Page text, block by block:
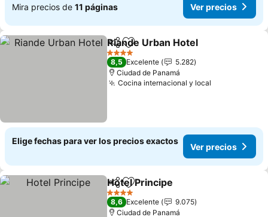
Mira precios de 11 páginas Ver precios
CompartirAgregar a favoritos
Riande Urban Hotel
4 Estrellas
8,5 Excelente
5.282
Ciudad de Panamá
Cocina internacional y local
Elige fechas para ver los precios exactos
Ver precios
CompartirAgregar a favoritos
Hotel Principe
4 Estrellas
8,6 Excelente
9.075
Ciudad de Panamá